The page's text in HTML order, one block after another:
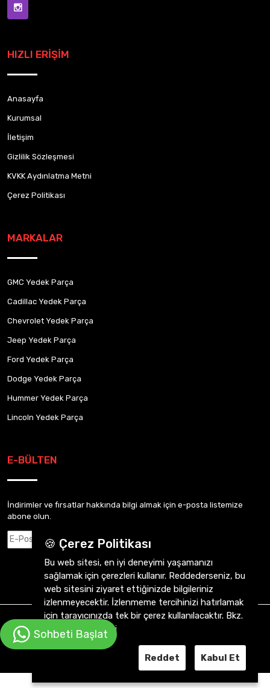
HIZLI ERİŞİM
Anasayfa
Kurumsal
İletişim
Gizlilik Sözleşmesi
KVKK Aydınlatma Metni
Çerez Politikası
MARKALAR
GMC Yedek Parça
Cadillac Yedek Parça
Chevrolet Yedek Parça
Jeep Yedek Parça
Ford Yedek Parça
Dodge Yedek Parça
Hummer Yedek Parça
Lincoln Yedek Parça
E-BÜLTEN
İndirimler ve fırsatlar hakkında bilgi almak için e-posta listemize
abone olun.
Abone Ol
CVY Otomotiv 2026 ©
Sohbeti Başlat
🍪 Çerez Politikası
Bu web sitesi, en iyi deneyimi yaşamanızı
sağlamak için çerezleri kullanır. Reddederseniz, bu
web sitesini ziyaret ettiğinizde bilgileriniz
izlenmeyecektir. İzlenmeme tercihinizi hatırlamak
için tarayıcınızda tek bir çerez kullanılacaktır. Bkz.
Gizlilik Sözleşmesi
Reddet Kabul Et